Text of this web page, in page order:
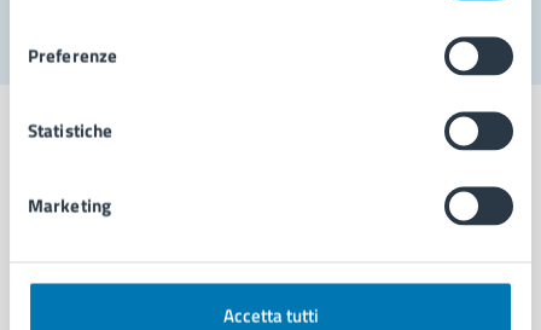
Preferenze
Statistiche
Marketing
Accetta tutti
Comune di Napoli
AMMINISTRAZIONE